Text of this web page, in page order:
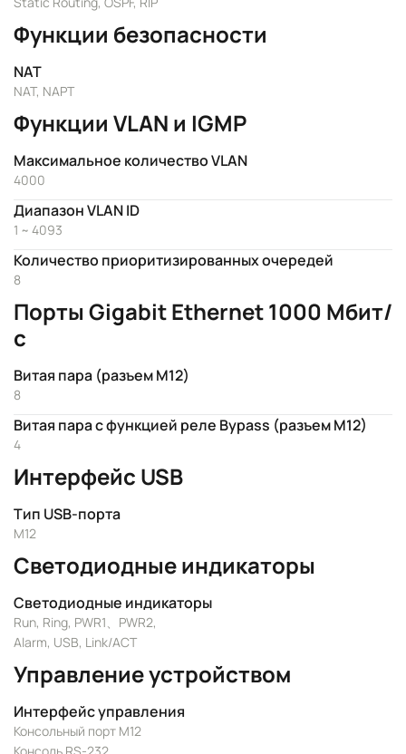
Функции безопасности
NAT
NAT, NAPT
Функции VLAN и IGMP
Максимальное количество VLAN
4000
Диапазон VLAN ID
1 ~ 4093
Количество приоритизированных очередей
8
Порты Gigabit Ethernet 1000 Мбит/
с
Витая пара (разъем M12)
8
Витая пара с функцией реле Bypass (разъем M12)
4
Интерфейс USB
Тип USB-порта
M12
Светодиодные индикаторы
Светодиодные индикаторы
Run, Ring, PWR1、PWR2,
Alarm, USB, Link/ACT
Управление устройством
Интерфейс управления
Консольный порт M12